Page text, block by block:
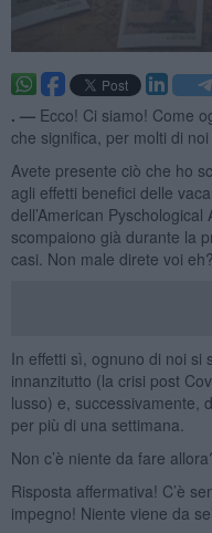
. — Ecco! Ci siamo! Come
che significa, per molti di
Avete presente ciò che ho
agli effetti benefici delle
dell’American
scompaiono già durante la
casi. Non male direte voi eh?
In effetti sì, ognuno di noi si
innanzitutto (la crisi post
lusso) e, successivamente,
per più di una settimana.
Non c’è niente da fare
Risposta affermativa! C’è
impegno! Niente viene da